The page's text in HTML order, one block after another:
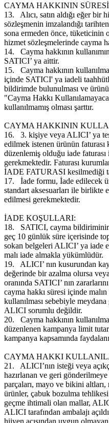
CAYMA HAKKININ
13.
Alıcı, satın aldığı eğer
sözleşmenin imzalandığı
sona ermeden önce, tüketicinin
hizmet sözleşmelerinde cayma
14.
Cayma hakkının
SATICI’ ya aittir.
15.
Cayma hakkının
içinde SATICI' ya iadeli
bildirimde bulunulması ve
"Cayma Hakkı
kullanılmamış olması şarttır.
CAYMA HAKKININ
16.
3. kişiye veya ALICI’ ya
edilmek istenen ürünün
düzenlemiş olduğu iade
gerekmektedir. Faturası
İADE FATURASI kesilmediği
17.
İade formu, İade edilecek
standart aksesuarları ile birlikte
edilmesi gerekmektedir.
İADE KOŞULLARI:
18.
SATICI, cayma
geç 10 günlük süre içerisinde
sokan belgeleri ALICI’ ya iade
malı iade almakla yükümlüdür.
19.
ALICI’ nın kusurundan
değerinde bir azalma olursa
oranında SATICI’ nın
cayma hakkı süresi içinde
kullanılması sebebiyle
ALICI sorumlu değildir.
20.
Cayma hakkının
düzenlenen kampanya limit
kampanya kapsamında
CAYMA HAKKI
21.
ALICI’nın isteği veya
hazırlanan ve geri
parçaları, mayo ve bikini
ürünler, çabuk bozulma
geçme ihtimali olan mallar,
ALICI tarafından ambalajı
hijyen açısından uygun